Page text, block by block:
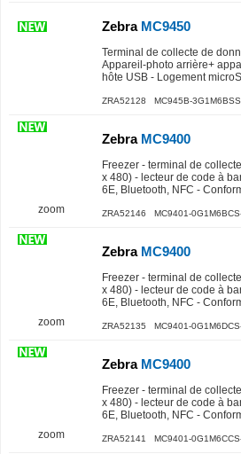
ZebraMC9450
Terminal de collecte de
Appareil-photo arrière+
hôte USB - Logement
ZRA52128 MC945B-
zoom
ZebraMC9400
Freezer - terminal de
x 480) - lecteur de code à
6E, Bluetooth, NFC -
ZRA52146 MC9401-
zoom
ZebraMC9400
Freezer - terminal de
x 480) - lecteur de code à
6E, Bluetooth, NFC -
ZRA52135 MC9401-
zoom
ZebraMC9400
Freezer - terminal de
x 480) - lecteur de code à
6E, Bluetooth, NFC -
ZRA52141 MC9401-